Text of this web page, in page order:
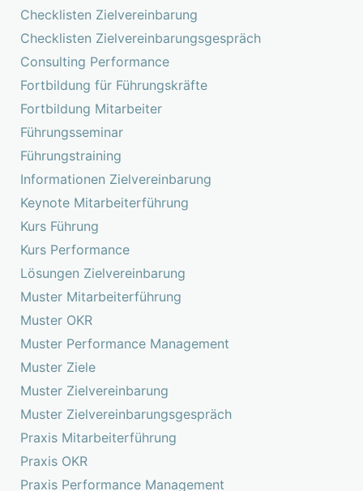
Checklisten Zielvereinbarung
Checklisten Zielvereinbarungsgespräch
Consulting Performance
Fortbildung für Führungskräfte
Fortbildung Mitarbeiter
Führungsseminar
Führungstraining
Informationen Zielvereinbarung
Keynote Mitarbeiterführung
Kurs Führung
Kurs Performance
Lösungen Zielvereinbarung
Muster Mitarbeiterführung
Muster OKR
Muster Performance Management
Muster Ziele
Muster Zielvereinbarung
Muster Zielvereinbarungsgespräch
Praxis Mitarbeiterführung
Praxis OKR
Praxis Performance Management